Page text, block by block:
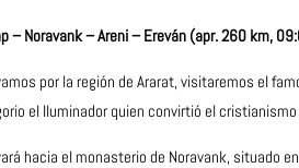
– Noravank – Areni – Ereván (apr. 260 km,
por la región de Ararat, visitaremos el
el Iluminador quien convirtió el
hacia el monasterio de Noravank, situado